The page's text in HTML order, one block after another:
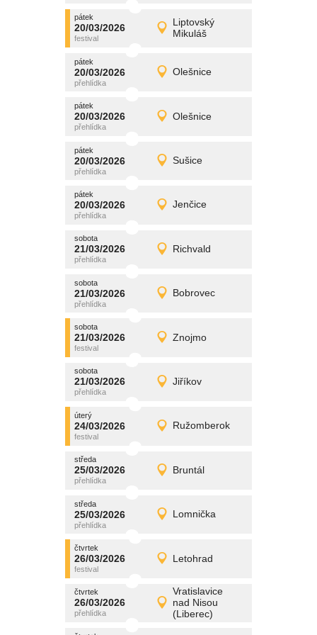
pátek
20/03/2026
Liptovský
Mikuláš
pátek
20/03/2026 Detail
promítání
pátek
20/03/2026 Olešnice
pátek
20/03/2026 Detail
promítání
pátek
20/03/2026 Olešnice
pátek
20/03/2026 Detail
promítání
pátek
20/03/2026 Sušice
pátek
20/03/2026 Detail
promítání
pátek
20/03/2026 Jenčice
pátek
20/03/2026 Detail
promítání
sobota
21/03/2026 Richvald
sobota
21/03/2026 Detail
promítání
sobota
21/03/2026 Bobrovec
sobota
21/03/2026 Detail
promítání
sobota
21/03/2026 Znojmo
sobota
21/03/2026 Detail
promítání
sobota
21/03/2026 Jiříkov
sobota
21/03/2026 Detail
promítání
úterý
24/03/2026 Ružomberok
úterý
24/03/2026 Detail
promítání
středa
25/03/2026 Bruntál
středa
25/03/2026 Detail
promítání
středa
25/03/2026 Lomnička
středa
25/03/2026 Detail
promítání
čtvrtek
26/03/2026 Letohrad
čtvrtek
26/03/2026 Detail
promítání
čtvrtek
26/03/2026
Vratislavice
nad Nisou
(Liberec)
čtvrtek
26/03/2026 Detail
promítání